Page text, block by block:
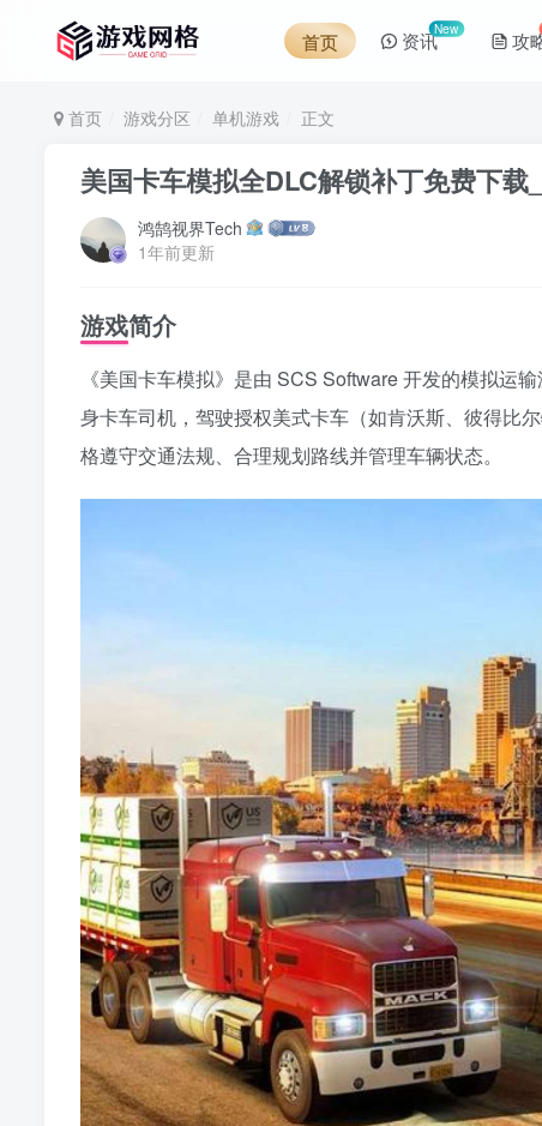
首页 资讯New 攻
首页 游戏分区 单机游戏 正文
美国卡车模拟全DLC解锁补丁免费下
鸿鹄视界Tech
1年前更新
游戏简介
《美国卡车模拟》是由 SCS Software 开发的模拟运
身卡车司机，驾驶授权美式卡车（如肯沃斯、彼得比
格遵守交通法规、合理规划路线并管理车辆状态。